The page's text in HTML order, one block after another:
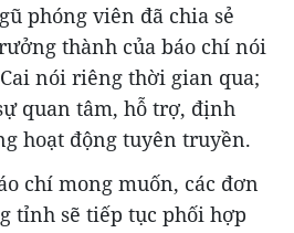
phóng viên đã chia sẻ
thành của báo chí nói
nói riêng thời gian qua;
quan tâm, hỗ trợ, định
hoạt động tuyên truyền.
chí mong muốn, các đơn
tỉnh sẽ tiếp tục phối hợp